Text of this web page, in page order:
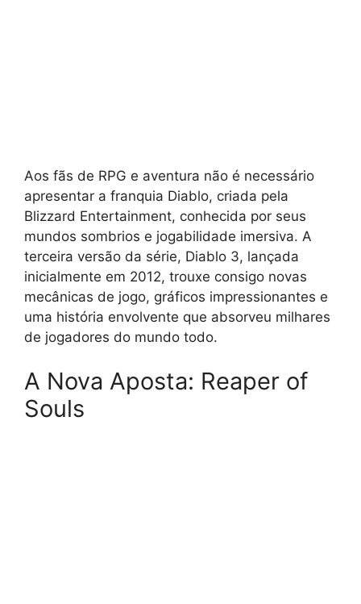
Aos fãs de RPG e aventura não é necessário
apresentar a franquia Diablo, criada pela
Blizzard Entertainment, conhecida por seus
mundos sombrios e jogabilidade imersiva. A
terceira versão da série, Diablo 3, lançada
inicialmente em 2012, trouxe consigo novas
mecânicas de jogo, gráficos impressionantes e
uma história envolvente que absorveu milhares
de jogadores do mundo todo.
A Nova Aposta: Reaper of
Souls